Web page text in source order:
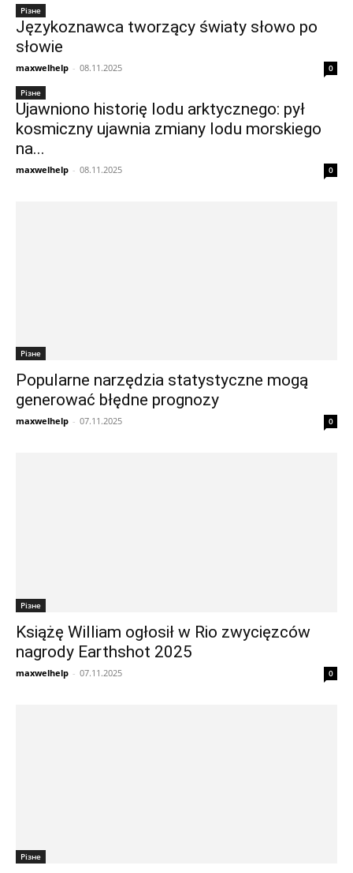
Різне
Językoznawca tworzący światy słowo po
słowie
maxwelhelp - 08.11.2025 0
Різне
Ujawniono historię lodu arktycznego: pył
kosmiczny ujawnia zmiany lodu morskiego
na...
maxwelhelp - 08.11.2025 0
Різне
Popularne narzędzia statystyczne mogą
generować błędne prognozy
maxwelhelp - 07.11.2025 0
Різне
Książę William ogłosił w Rio zwycięzców
nagrody Earthshot 2025
maxwelhelp - 07.11.2025 0
Різне